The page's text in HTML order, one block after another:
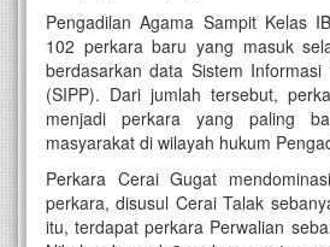
Pengadilan Agama Sampit Kelas
102 perkara baru yang masuk
berdasarkan data Sistem Informasi
(SIPP). Dari jumlah tersebut,
menjadi perkara yang paling
masyarakat di wilayah hukum
Perkara Cerai Gugat
perkara, disusul Cerai Talak
itu, terdapat perkara Perwalian